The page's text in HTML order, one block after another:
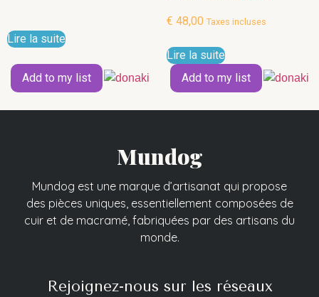
Lire la suite
Add to my list
€ 48,00 Taxes incluses
Lire la suite
Add to my list
Mundog
Mundog est une marque d’artisanat qui propose
des pièces uniques, essentiellement composées de
cuir et de macramé, fabriquées par des artisans du
monde.
Rejoignez-nous sur les réseaux